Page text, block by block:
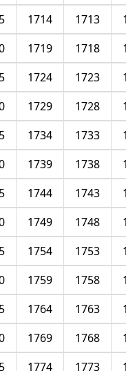
1713
1714
1718
1719
1723
1724
1728
1729
1733
1734
1738
1739
1743
1744
1748
1749
1753
1754
1758
1759
1763
1764
1768
1769
1773
1774